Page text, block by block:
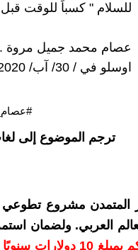
للسلام " كسباً للوقت
عصام محمد جميل مروة
اوسلو في / 30/ آب/ 2020/ ..
ترجم الموضوع إلى
المتمدن مشروع تطوعي
العربي. ولضمان
بدعمكم بمبلغ 10